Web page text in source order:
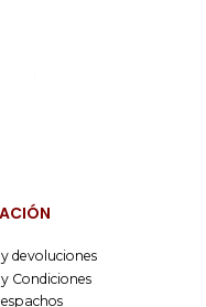
devoluciones
Condiciones